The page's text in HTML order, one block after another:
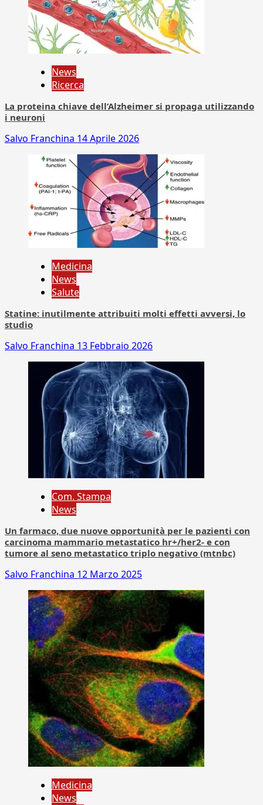
News
Ricerca
La proteina chiave dell’Alzheimer si propaga utilizzando
i neuroni
Salvo Franchina 14 Aprile 2026
Medicina
News
Salute
Statine: inutilmente attribuiti molti effetti avversi, lo
studio
Salvo Franchina 13 Febbraio 2026
Com. Stampa
News
Un farmaco, due nuove opportunità per le pazienti con
carcinoma mammario metastatico hr+/her2- e con
tumore al seno metastatico triplo negativo (mtnbc)
Salvo Franchina 12 Marzo 2025
Medicina
News